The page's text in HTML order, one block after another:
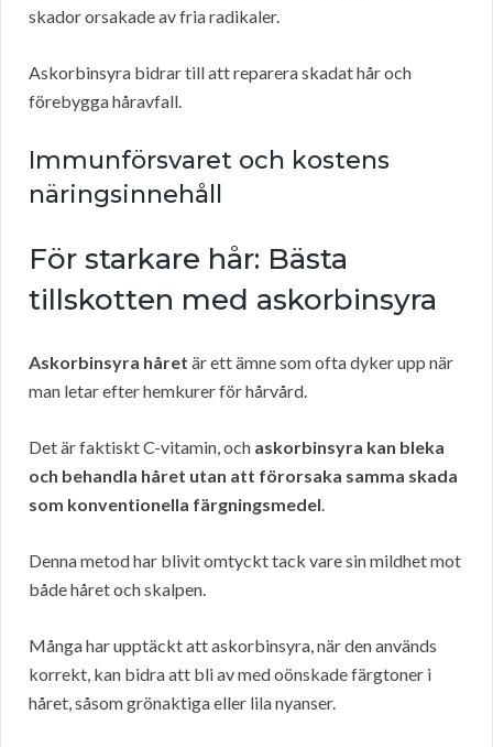
skador orsakade av fria radikaler.
Askorbinsyra bidrar till att reparera skadat hår och
förebygga håravfall.
Immunförsvaret och kostens
näringsinnehåll
För starkare hår: Bästa
tillskotten med askorbinsyra
Askorbinsyra håret är ett ämne som ofta dyker upp när
man letar efter hemkurer för hårvård.
Det är faktiskt C-vitamin, och askorbinsyra kan bleka
och behandla håret utan att förorsaka samma skada
som konventionella färgningsmedel.
Denna metod har blivit omtyckt tack vare sin mildhet mot
både håret och skalpen.
Många har upptäckt att askorbinsyra, när den används
korrekt, kan bidra att bli av med oönskade färgtoner i
håret, såsom grönaktiga eller lila nyanser.